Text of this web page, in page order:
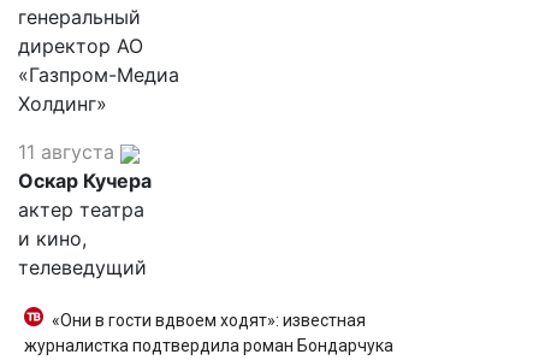
генеральный
директор АО
«Газпром-Медиа
Холдинг»
11 августа
Оскар Кучера
актер театра
и кино,
телеведущий
«Они в гости вдвоем ходят»: известная
журналистка подтвердила роман Бондарчука